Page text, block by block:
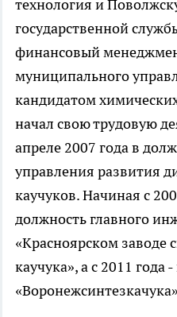
технология и
государственной
финансовый
муниципального
кандидатом
начал свою трудовую
апреле 2007 года в
управления развития
каучуков. Начиная с
должность главного
«Красноярском заводе
каучука», а с 2011 года